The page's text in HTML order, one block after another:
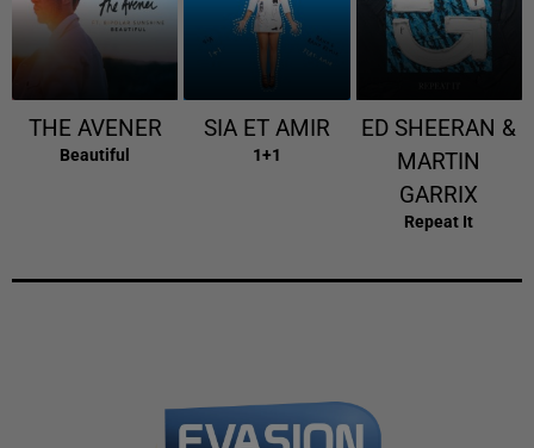
THE AVENER
Beautiful
SIA ET AMIR
1+1
ED SHEERAN &
MARTIN
GARRIX
Repeat It